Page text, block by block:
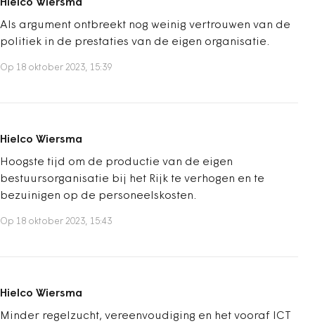
Hielco Wiersma
Als argument ontbreekt nog weinig vertrouwen van de
politiek in de prestaties van de eigen organisatie.
Op 18 oktober 2023, 15:39
Hielco Wiersma
Hoogste tijd om de productie van de eigen
bestuursorganisatie bij het Rijk te verhogen en te
bezuinigen op de personeelskosten.
Op 18 oktober 2023, 15:43
Hielco Wiersma
Minder regelzucht, vereenvoudiging en het vooraf ICT